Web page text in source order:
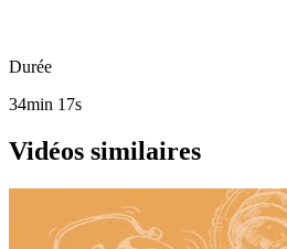
Durée
34min 17s
Vidéos similaires